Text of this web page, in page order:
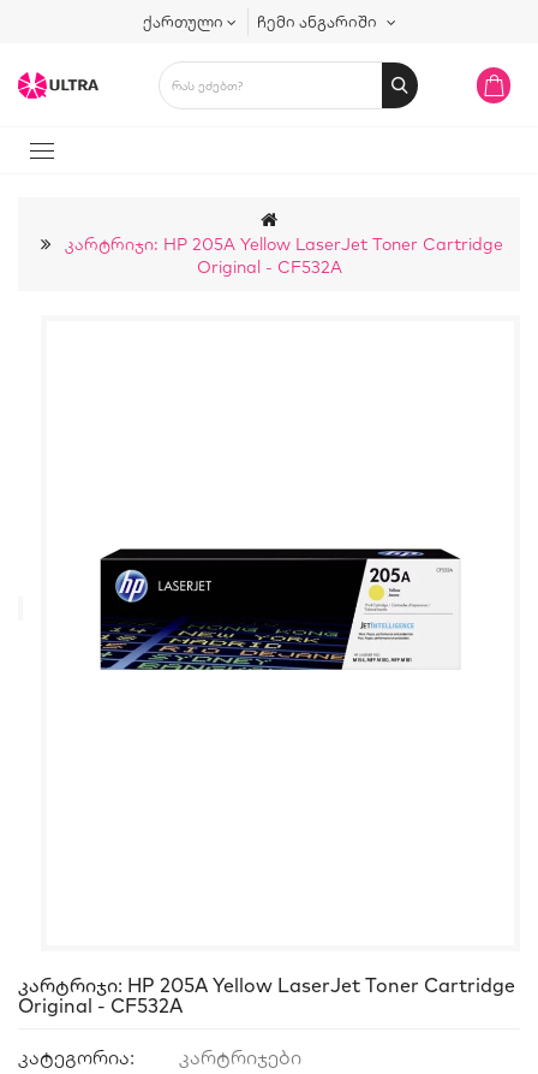
ქართული ჩემი ანგარიში
Კარტრიჯი: HP 205A Yellow LaserJet Toner Cartridge
Original - CF532A
Კარტრიჯი: HP 205A Yellow LaserJet Toner Cartridge
Original - CF532A
კატეგორია:
კარტრიჯები